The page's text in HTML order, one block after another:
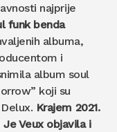
najprije
funk benda
albuma,
i
album soul
koji su
Krajem 2021.
Veux objavila i